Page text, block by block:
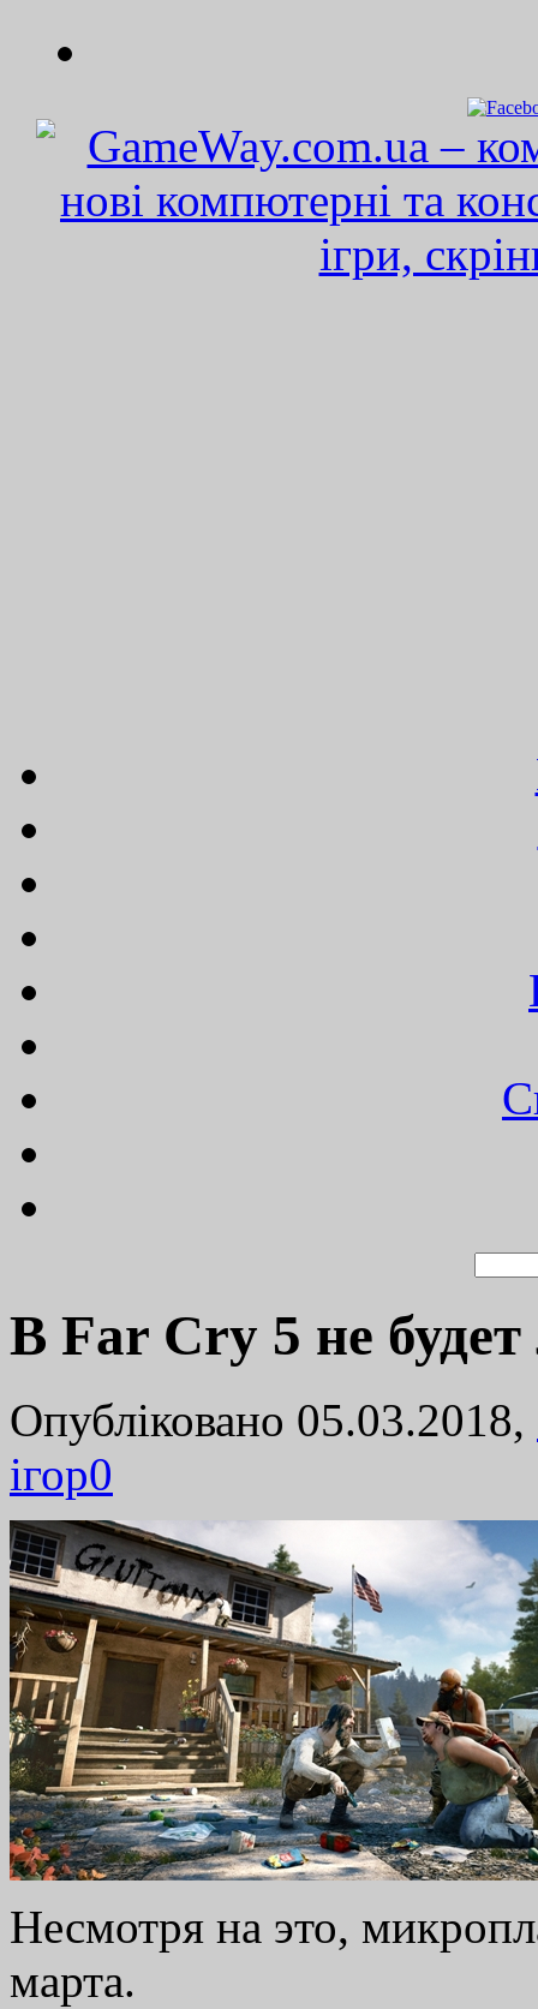
В Far Cry 5 не будет
Опубліковано 05.03.2018,
ігор0
Несмотря на это,
марта.